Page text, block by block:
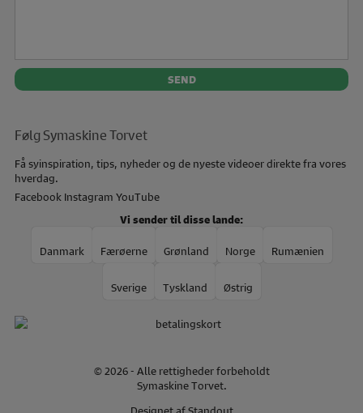
Følg Symaskine Torvet
Få syinspiration, tips, nyheder og de nyeste videoer direkte fra vores
hverdag.
Facebook Instagram YouTube
Vi sender til disse lande:
Danmark Færøerne Grønland Norge Rumænien
Sverige Tyskland Østrig
© 2026 - Alle rettigheder forbeholdt
Symaskine Torvet.
Designet afStandout